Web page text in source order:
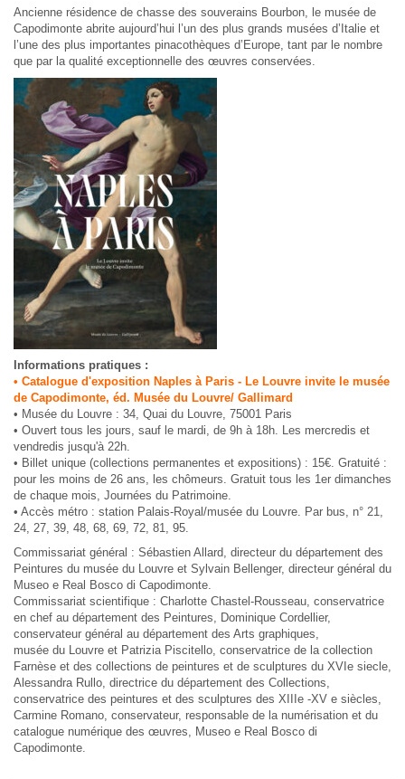
Ancienne résidence de chasse des souverains Bourbon, le musée de
Capodimonte abrite aujourd’hui l’un des plus grands musées d’Italie et
l’une des plus importantes pinacothèques d’Europe, tant par le nombre
que par la qualité exceptionnelle des œuvres conservées.
Informations pratiques :
• Catalogue d'exposition Naples à Paris - Le Louvre invite le musée
de Capodimonte, éd. Musée du Louvre/ Gallimard
• Musée du Louvre : 34, Quai du Louvre, 75001 Paris
• Ouvert tous les jours, sauf le mardi, de 9h à 18h. Les mercredis et
vendredis jusqu'à 22h.
• Billet unique (collections permanentes et expositions) : 15€. Gratuité :
pour les moins de 26 ans, les chômeurs. Gratuit tous les 1er dimanches
de chaque mois, Journées du Patrimoine.
• Accès métro : station Palais-Royal/musée du Louvre. Par bus, n° 21,
24, 27, 39, 48, 68, 69, 72, 81, 95.
Commissariat général : Sébastien Allard, directeur du département des
Peintures du musée du Louvre et Sylvain Bellenger, directeur général du
Museo e Real Bosco di Capodimonte.
Commissariat scientifique : Charlotte Chastel-Rousseau, conservatrice
en chef au département des Peintures, Dominique Cordellier,
conservateur général au département des Arts graphiques,
musée du Louvre et Patrizia Piscitello, conservatrice de la collection
Farnèse et des collections de peintures et de sculptures du XVIe siecle,
Alessandra Rullo, directrice du département des Collections,
conservatrice des peintures et des sculptures des XIIIe -XV e siècles,
Carmine Romano, conservateur, responsable de la numérisation et du
catalogue numérique des œuvres, Museo e Real Bosco di
Capodimonte.